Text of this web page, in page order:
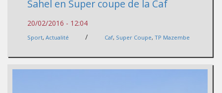
Sahel en Super coupe de la Caf
20/02/2016 - 12:04
Sport, Actualité / Caf, Super Coupe, TP Mazembe